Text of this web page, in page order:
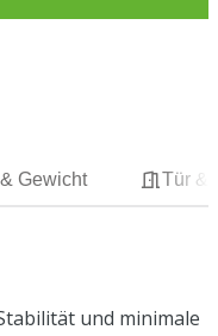
Gewicht Tür &
und minimale